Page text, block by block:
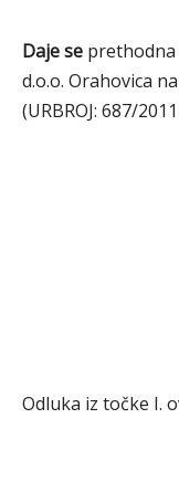
Daje se prethodna
d.o.o. Orahovica
(URBROJ: 687/
Odluka iz točke I.